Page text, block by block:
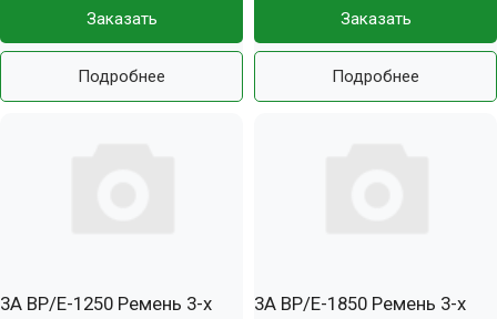
Заказать
Подробнее
Заказать
Подробнее
3А BP/E-1250 Ремень 3-х
3А BP/E-1850 Ремень 3-х